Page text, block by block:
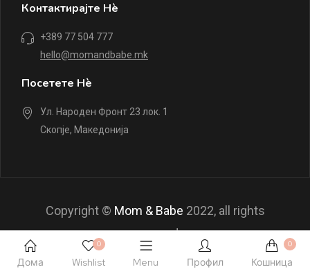
Контактирајте Нè
+389 77 504 777
hello@momandbabe.mk
Посетете Нè
Ул. Народен Фронт 23 лок. 1
Скопје, Македонија
Copyright © Mom & Babe 2022, all rights
reserved.
Дома
0
Wishlist Menu Профил
0
Кошница